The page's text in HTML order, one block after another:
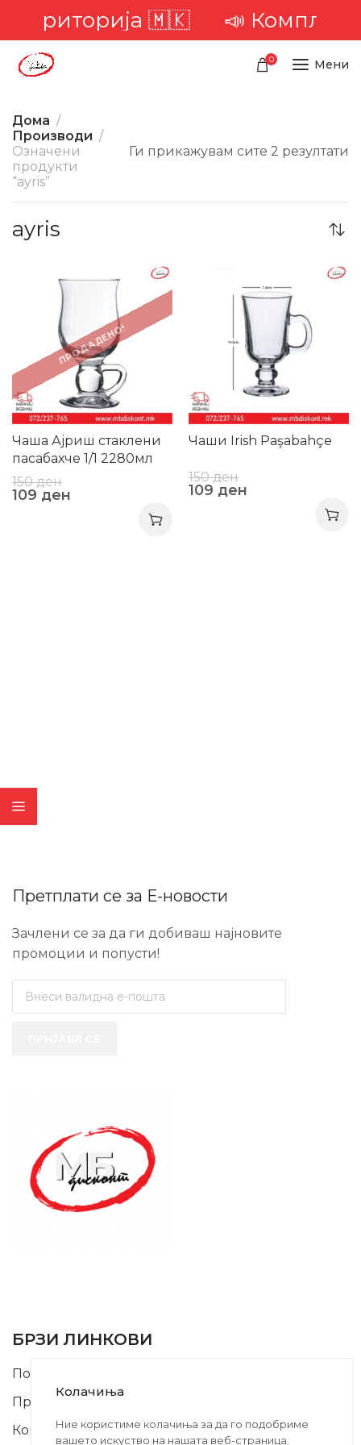
територија 🇲🇰 📣
0 Мени
Дома
Производи
Означени
продукти
“ayris”
Ги прикажувам сите 2 резултати
ayris
ПРОДАДЕНО!
Чаша Ајриш стаклени
пасабахче 1/1 2280мл
150ден
109 ден
Чаши Irish Paşabahçe
150ден
109 ден
Претплати се за Е-новости
Зачлени се за да ги добиваш најновите
промоции и попусти!
БРЗИ ЛИНКОВИ
Почетна
Производи
Контакт
Колачиња
Ние користиме колачиња за да го подобриме
вашето искуство на нашата веб-страница.